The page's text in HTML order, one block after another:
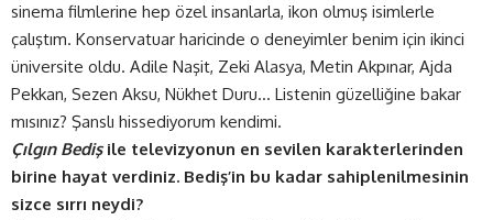
sinema filmlerine hep özel insanlarla, ikon olmuş isimlerle
çalıştım. Konservatuar haricinde o deneyimler benim için ikinci
üniversite oldu. Adile Naşit, Zeki Alasya, Metin Akpınar, Ajda
Pekkan, Sezen Aksu, Nükhet Duru… Listenin güzelliğine bakar
mısınız? Şanslı hissediyorum kendimi.
Çılgın Bedişile televizyonun en sevilen karakterlerinden
birine hayat verdiniz. Bediş’in bu kadar sahiplenilmesinin
sizce sırrı neydi?